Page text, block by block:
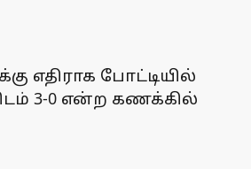
எதிராக போட்டியில்
3-0 என்ற கணக்கில்